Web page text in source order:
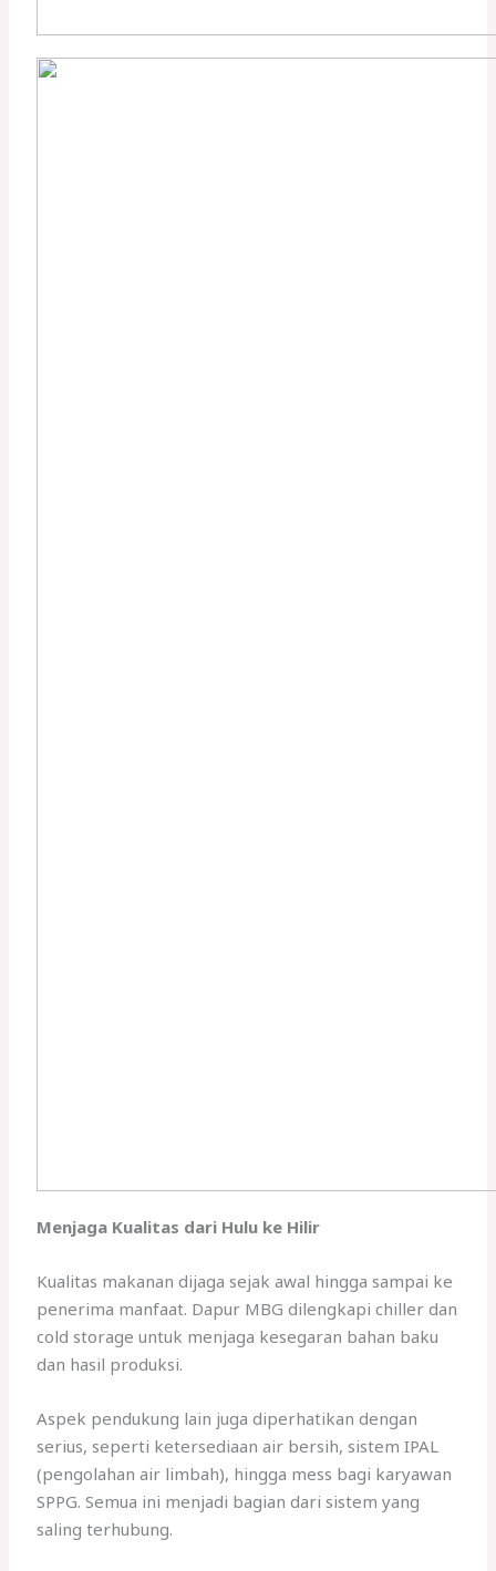
Menjaga Kualitas dari Hulu ke Hilir
Kualitas makanan dijaga sejak awal hingga sampai ke
penerima manfaat. Dapur MBG dilengkapi chiller dan
cold storage untuk menjaga kesegaran bahan baku
dan hasil produksi.
Aspek pendukung lain juga diperhatikan dengan
serius, seperti ketersediaan air bersih, sistem IPAL
(pengolahan air limbah), hingga mess bagi karyawan
SPPG. Semua ini menjadi bagian dari sistem yang
saling terhubung.